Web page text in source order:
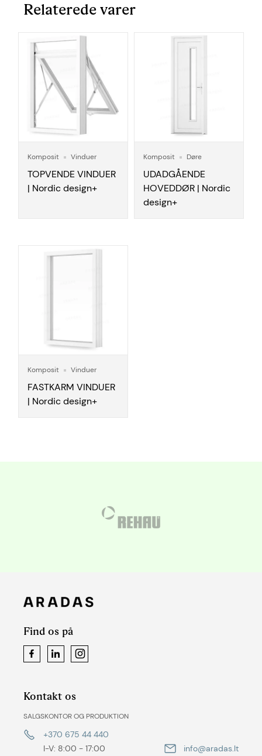
Relaterede varer
Komposit Vinduer
TOPVENDE VINDUER
| Nordic design+
Komposit Døre
UDADGÅENDE
HOVEDDØR | Nordic
design+
Komposit Vinduer
FASTKARM VINDUER
| Nordic design+
Find os på
FacebookLinkedInInstagram
Kontakt os
SALGSKONTOR OG PRODUKTION
+370 675 44 440
I-V: 8:00 - 17:00
info@aradas.lt